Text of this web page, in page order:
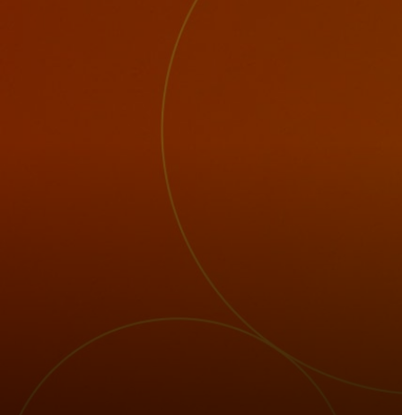
Pour les entreprises
Pour les innovateurs
Actualités et tendances